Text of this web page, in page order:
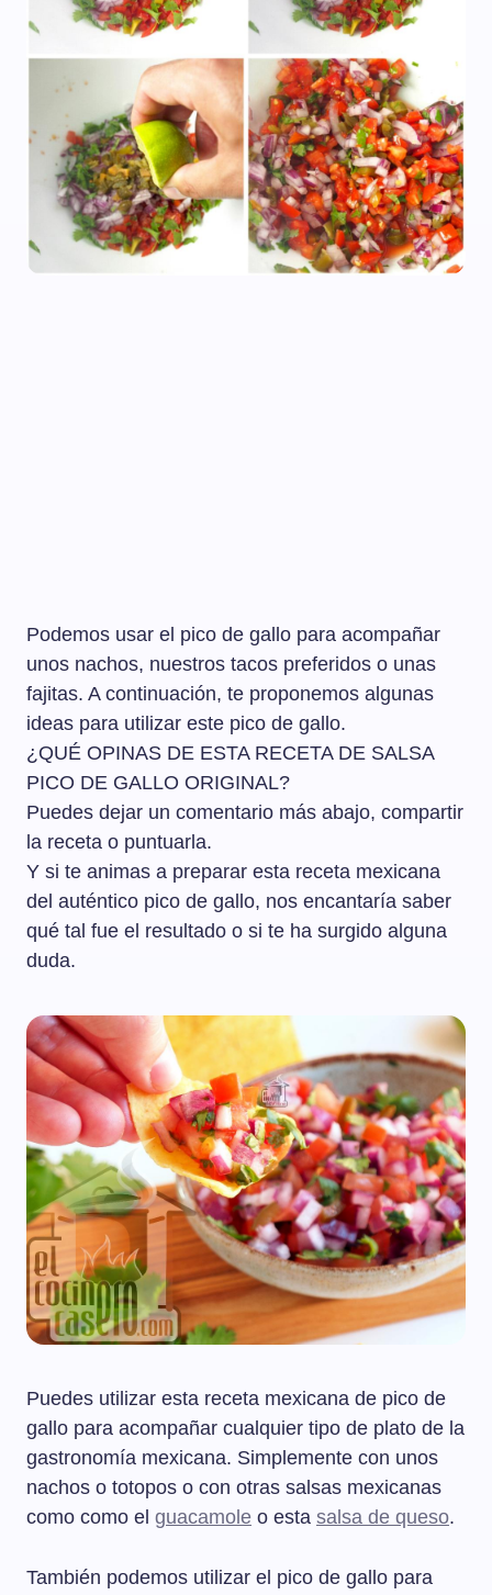
Podemos usar el pico de gallo para acompañar
unos nachos, nuestros tacos preferidos o unas
fajitas. A continuación, te proponemos algunas
ideas para utilizar este pico de gallo.
¿QUÉ OPINAS DE ESTA RECETA DE SALSA
PICO DE GALLO ORIGINAL?
Puedes dejar un comentario más abajo, compartir
la receta o puntuarla.
Y si te animas a preparar esta receta mexicana
del auténtico pico de gallo, nos encantaría saber
qué tal fue el resultado o si te ha surgido alguna
duda.
Puedes utilizar esta receta mexicana de pico de
gallo para acompañar cualquier tipo de plato de la
gastronomía mexicana. Simplemente con unos
nachos o totopos o con otras salsas mexicanas
como como el guacamole o esta salsa de queso.
También podemos utilizar el pico de gallo para